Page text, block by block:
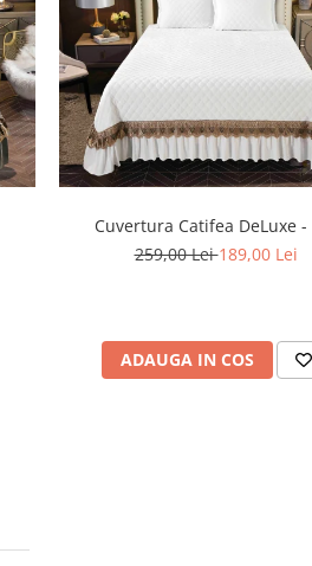
Cuvertura Catifea DeLuxe -
259,00 Lei189,00 Lei
ADAUGA IN COS